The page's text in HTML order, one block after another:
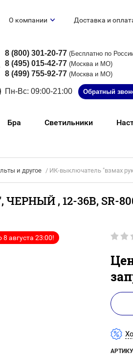
О компании Доставка и
8 (800) 301-20-77 (Бесплатно по
8 (495) 015-42-77 (Москва и МО)
8 (499) 755-92-77 (Москва и МО)
Пн-Вс: 09:00-21:00 Обратный
Бра Светильники
и другое / ИК-выключатель "взмаx
, 12-36В, SR-
8 августа 23:00!